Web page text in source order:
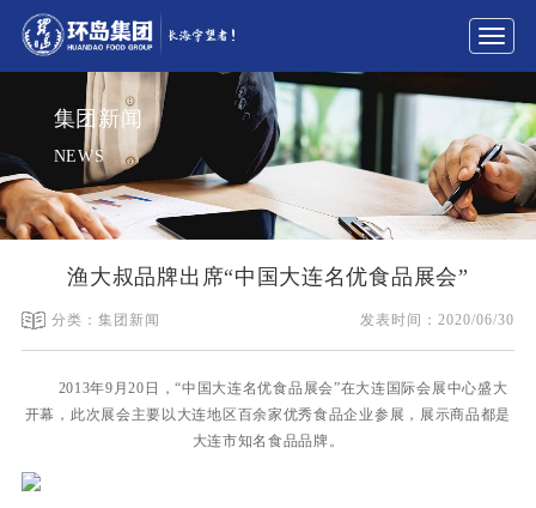
展
开
导
航
集团新闻
NEWS
渔大叔品牌出席“中国大连名优食品展会”
分类：集团新闻 发表时间：2020/06/30
2013年9月20日，“中国大连名优食品展会”在大连国际会展中心盛大
开幕，此次展会主要以大连地区百余家优秀食品企业参展，展示商品都是
大连市知名食品品牌。